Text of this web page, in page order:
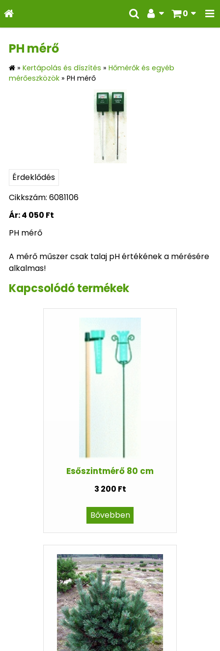
0
PH mérő
» Kertápolás és díszítés » Hőmérők és egyéb
mérőeszközök » PH mérő
Érdeklődés
Cikkszám: 6081106
Ár:4 050 Ft
PH mérő
A mérő műszer csak talaj pH értékének a mérésére
alkalmas!
Kapcsolódó termékek
Esőszintmérő 80 cm
3 200 Ft
Bővebben